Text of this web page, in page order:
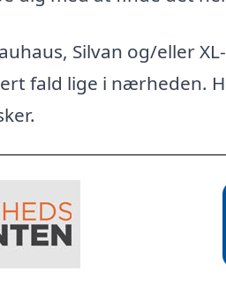
Silvan og/eller
fald lige i nærheden.